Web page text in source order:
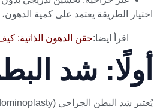
اختيار الطريقة يعتمد على كمية
اقرأ ايضا:حقن الدهون الذاتية:
أولًا: شد
يُعتبر شد البطن الجراحي (Abdominoplasty) الحل الأقوى للحالات المتقدمة من الترهل، خاصة بعد الحمل أو فقدان الوزن الكبير.